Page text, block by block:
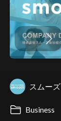
スムーズ
Business